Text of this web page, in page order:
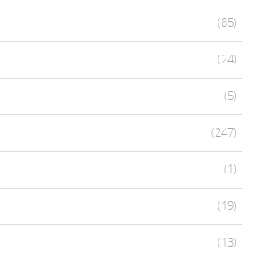
(85)
(24)
(5)
(247)
(1)
(19)
(13)